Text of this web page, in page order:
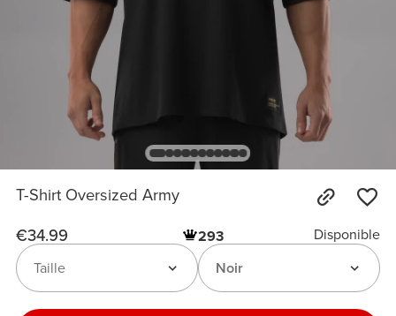
T-Shirt Oversized Army
€34.99 293
Disponible
Noir
Taille